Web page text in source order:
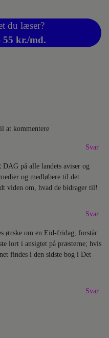
du læser?
55 kr./md.
at kommentere
på alle landets aviser og
og medløbere til det
viden om, hvad de bidrager til!
Svar
ønske om en Eid-fridag, forstår
lort i ansigtet på præsterne; hvis
findes i den sidste bog i Det
Svar
Svar